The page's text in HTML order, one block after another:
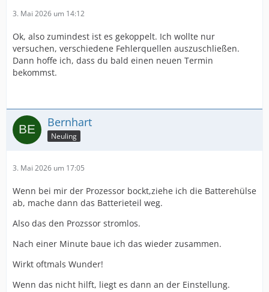
3. Mai 2026 um 14:12
Ok, also zumindest ist es gekoppelt. Ich wollte nur
versuchen, verschiedene Fehlerquellen auszuschließen.
Dann hoffe ich, dass du bald einen neuen Termin
bekommst.
Bernhart
Neuling
3. Mai 2026 um 17:05
Wenn bei mir der Prozessor bockt,ziehe ich die Batterehülse
ab, mache dann das Batterieteil weg.
Also das den Prozssor stromlos.
Nach einer Minute baue ich das wieder zusammen.
Wirkt oftmals Wunder!
Wenn das nicht hilft, liegt es dann an der Einstellung.